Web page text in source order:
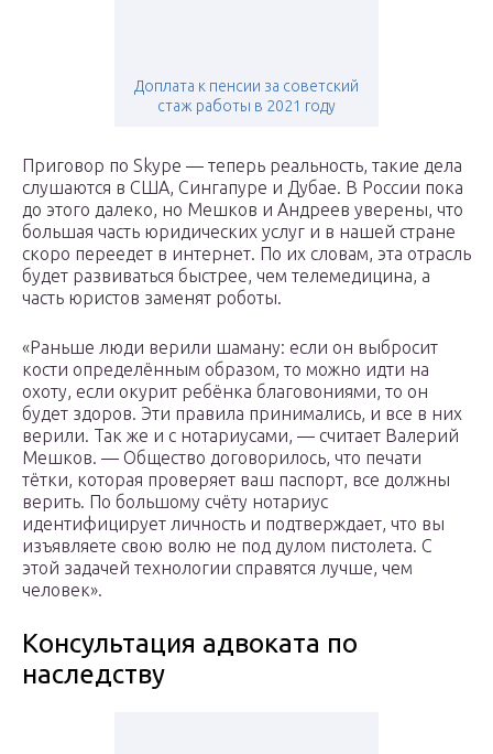
Доплата к пенсии за советский
стаж работы в 2021 году
Приговор по Skype — теперь реальность, такие дела
слушаются в США, Сингапуре и Дубае. В России пока
до этого далеко, но Мешков и Андреев уверены, что
большая часть юридических услуг и в нашей стране
скоро переедет в интернет. По их словам, эта отрасль
будет развиваться быстрее, чем телемедицина, а
часть юристов заменят роботы.
«Раньше люди верили шаману: если он выбросит
кости определённым образом, то можно идти на
охоту, если окурит ребёнка благовониями, то он
будет здоров. Эти правила принимались, и все в них
верили. Так же и с нотариусами, — считает Валерий
Мешков. — Общество договорилось, что печати
тётки, которая проверяет ваш паспорт, все должны
верить. По большому счёту нотариус
идентифицирует личность и подтверждает, что вы
изъявляете свою волю не под дулом пистолета. С
этой задачей технологии справятся лучше, чем
человек».
Консультация адвоката по
наследству